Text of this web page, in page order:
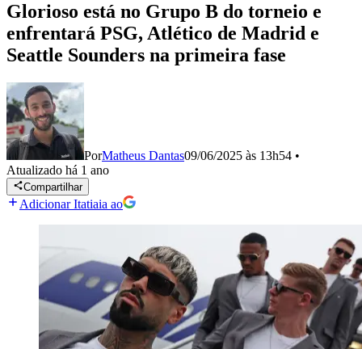
Glorioso está no Grupo B do torneio e
enfrentará PSG, Atlético de Madrid e
Seattle Sounders na primeira fase
PorMatheus Dantas09/06/2025 às 13h54 •
Atualizado há 1 ano
Compartilhar
Adicionar Itatiaia ao